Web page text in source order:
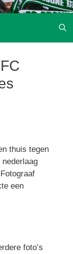
thuis tegen
een
foto’s